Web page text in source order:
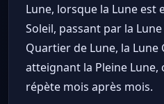
Lune, lorsque la Lune est
Soleil, passant par la
Quartier de Lune, la Lune
atteignant la Pleine Lune,
répète mois après mois.